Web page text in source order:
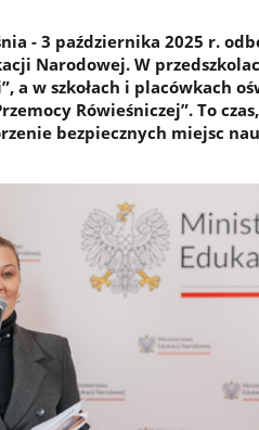
- 3 października 2025 r.
Narodowej. W
a w szkołach i placówkach
Rówieśniczej”. To
bezpiecznych miejsc